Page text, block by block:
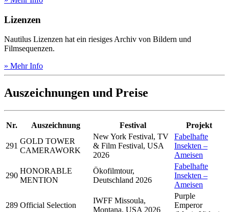
Lizenzen
Nautilus Lizenzen hat ein riesiges Archiv von Bildern und
Filmsequenzen.
» Mehr Info
Auszeichnungen und Preise
Nr. Auszeichnung Festival Projekt
291
GOLD TOWER
CAMERAWORK
New York Festival, TV
& Film Festival, USA
2026
Fabelhafte
Insekten –
Ameisen
290
HONORABLE
MENTION
Ökofilmtour,
Deutschland 2026
Fabelhafte
Insekten –
Ameisen
289 Official Selection
IWFF Missoula,
Montana, USA 2026
Purple
Emperor